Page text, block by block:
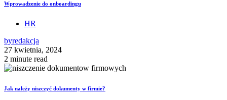
Wprowadzenie do onboardingu
HR
byredakcja
27 kwietnia, 2024
2 minute read
Jak należy niszczyć dokumenty w firmie?